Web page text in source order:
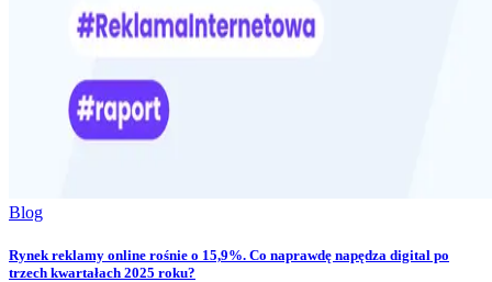
Blog
Rynek reklamy online rośnie o 15,9%. Co naprawdę napędza digital po
trzech kwartałach 2025 roku?